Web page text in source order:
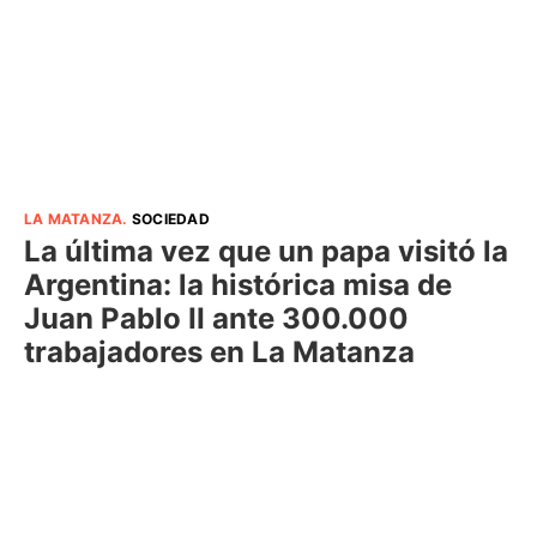
LA MATANZA. SOCIEDAD
La última vez que un papa visitó la
Argentina: la histórica misa de
Juan Pablo II ante 300.000
trabajadores en La Matanza